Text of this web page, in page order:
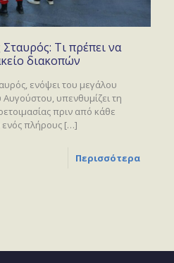
Τι πρέπει να
διακοπών
ενόψει του μεγάλου
υπενθυμίζει τη
πριν από κάθε
ενός πλήρους […]
Περισσότερα